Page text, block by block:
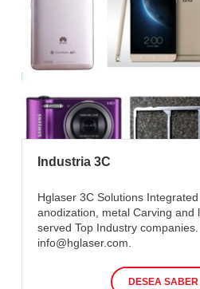
Industria 3C
Hglaser 3C Solutions
anodization, metal Carving and
served Top Industry
info@hglaser.com.
DESEA